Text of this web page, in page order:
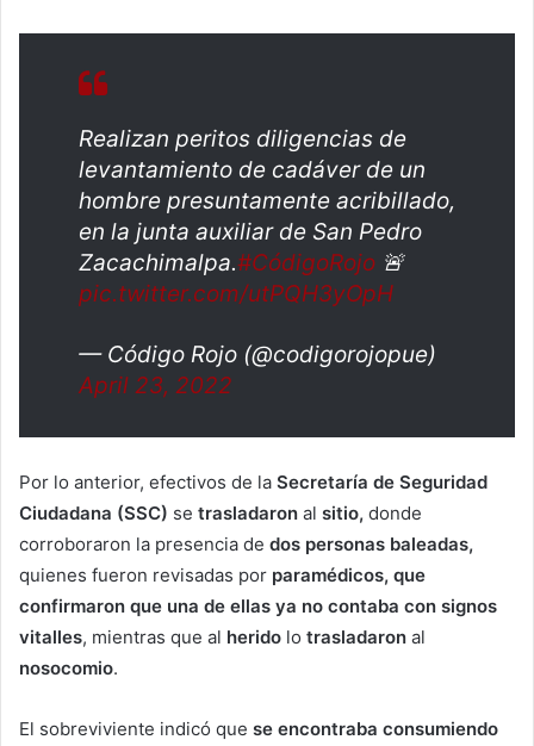
Realizan peritos diligencias de
levantamiento de cadáver de un
hombre presuntamente acribillado,
en la junta auxiliar de San Pedro
Zacachimalpa.#CódigoRojo 🚨
pic.twitter.com/utPQH3yOpH
— Código Rojo (@codigorojopue)
April 23, 2022
Por lo anterior, efectivos de la Secretaría de Seguridad
Ciudadana (SSC) se trasladaron al sitio, donde
corroboraron la presencia de dos personas baleadas,
quienes fueron revisadas por paramédicos, que
confirmaron que una de ellas ya no contaba con signos
vitalles, mientras que al herido lo trasladaron al
nosocomio.
El sobreviviente indicó que se encontraba consumiendo